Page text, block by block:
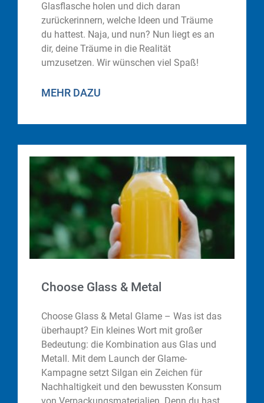
Glasflasche holen und dich daran
zurückerinnern, welche Ideen und Träume
du hattest. Naja, und nun? Nun liegt es an
dir, deine Träume in die Realität
umzusetzen. Wir wünschen viel Spaß!
MEHR DAZU
Choose Glass & Metal
Choose Glass & Metal Glame – Was ist das
überhaupt? Ein kleines Wort mit großer
Bedeutung: die Kombination aus Glas und
Metall. Mit dem Launch der Glame-
Kampagne setzt Silgan ein Zeichen für
Nachhaltigkeit und den bewussten Konsum